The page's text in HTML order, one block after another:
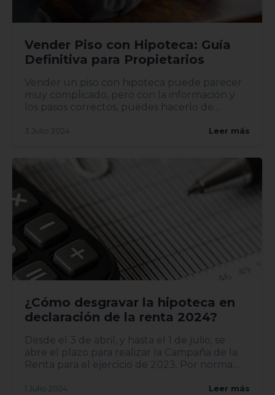
Vender Piso con Hipoteca: Guía
Definitiva para Propietarios
Vender un piso con hipoteca puede parecer
muy complicado, pero con la información y
los pasos correctos, puedes hacerlo de
3 Julio 2024 Leer más
¿Cómo desgravar la hipoteca en
declaración de la renta 2024?
Desde el 3 de abril, y hasta el 1 de julio, se
abre el plazo para realizar la Campaña de la
Renta para el ejercicio de 2023. Por norma
1 Julio 2024 Leer más